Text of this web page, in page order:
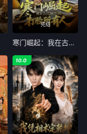
完结
寒门崛起：我在古代用诗词打脸所有人
10.0